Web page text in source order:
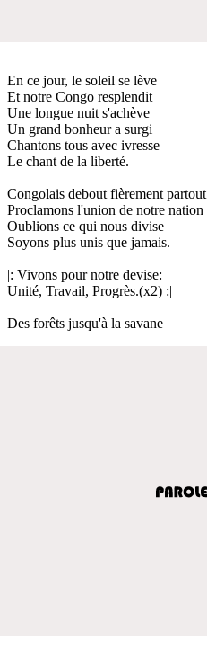
En ce jour, le soleil se lève
Et notre Congo resplendit
Une longue nuit s'achève
Un grand bonheur a surgi
Chantons tous avec ivresse
Le chant de la liberté.
Congolais debout fièrement partout
Proclamons l'union de notre nation
Oublions ce qui nous divise
Soyons plus unis que jamais.
|: Vivons pour notre devise:
Unité, Travail, Progrès.(x2) :|
Des forêts jusqu'à la savane